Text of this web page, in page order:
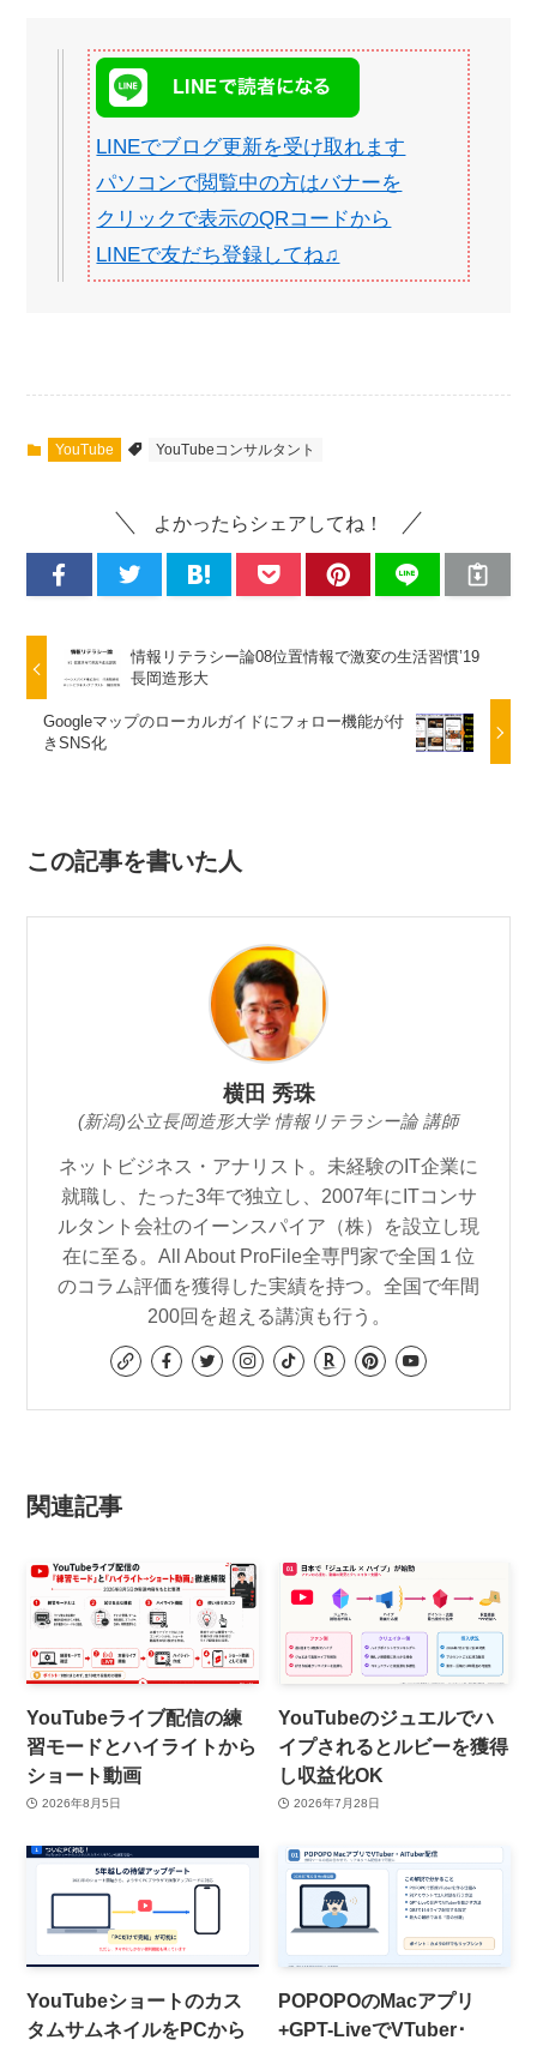
LINEでブログ更新を受け取れます
パソコンで閲覧中の方はバナーを
クリックで表示のQRコードから
LINEで友だち登録してね♫
YouTube YouTubeコンサルタント
よかったらシェアしてね！
情報リテラシー論08位置情報で激変の生活習慣’19
長岡造形大
Googleマップのローカルガイドにフォロー機能が付
きSNS化
この記事を書いた人
横田 秀珠
(新潟)公立長岡造形大学 情報リテラシー論 講師
ネットビジネス・アナリスト。未経験のIT企業に
就職し、たった3年で独立し、2007年にITコンサ
ルタント会社のイーンスパイア（株）を設立し現
在に至る。All About ProFile全専門家で全国１位
のコラム評価を獲得した実績を持つ。全国で年間
200回を超える講演も行う。
関連記事
YouTubeライブ配信の練
習モードとハイライトから
ショート動画
2026年8月5日
YouTubeのジュエルでハ
イプされるとルビーを獲得
し収益化OK
2026年7月28日
YouTubeショートのカス
タムサムネイルをPCから
POPOPOのMacアプリ
+GPT-LiveでVTuber･